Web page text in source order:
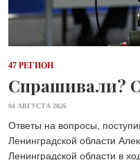
47 РЕГИОН
Спрашивали?
04 АВГУСТА 2026
Ответы на вопросы,
Ленинградской области
Ленинградской области в